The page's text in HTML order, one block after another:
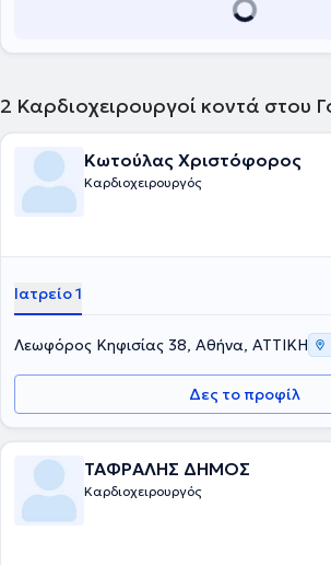
2 Καρδιοχειρουργοί κοντά στου
Κωτούλας Χριστόφορος
Καρδιοχειρουργός
Ιατρείο 1
Λεωφόρος Κηφισίας 38, Αθήνα, ΑΤΤΙΚΗ
Δες το προφίλ
ΤΑΦΡΑΛΗΣ ΔΗΜΟΣ
Καρδιοχειρουργός